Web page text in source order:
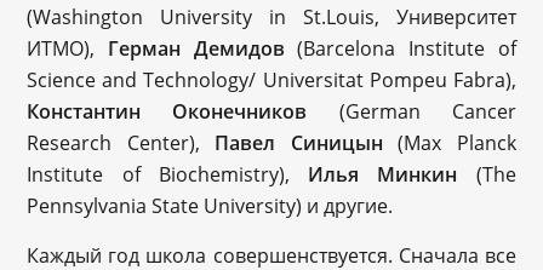
(Washington University in St.Louis, Университет
ИТМО), Герман Демидов (Barcelona Institute of
Science and Technology/ Universitat Pompeu Fabra),
Константин Оконечников (German Cancer
Research Center), Павел Синицын(Max Planck
Institute of Biochemistry), Илья Минкин (The
Pennsylvania State University) и другие.
Каждый год школа совершенствуется. Сначала все